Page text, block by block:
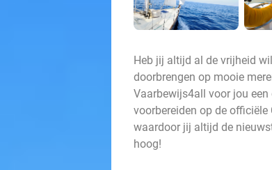
Heb jij altijd al de vrijheid
doorbrengen op mooie
Vaarbewijs4all voor jou
voorbereiden op de
waardoor jij altijd de
hoog!